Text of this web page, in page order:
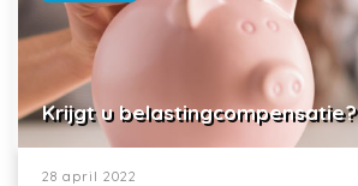
Krijgt u belastingcompensatie?
28 april 2022